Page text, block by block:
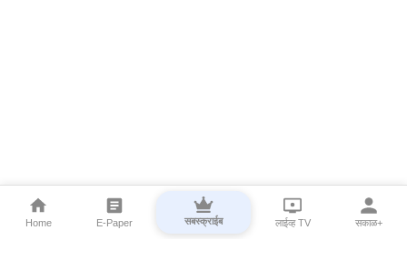
Home E-Paper सबस्क्राईब लाईव्ह TV सकाळ+